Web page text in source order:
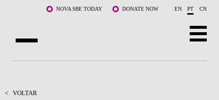
Saltar para o conteúdo principalNOVA SBE TODAY DONATE NOW EN PT CN
< VOLTAR